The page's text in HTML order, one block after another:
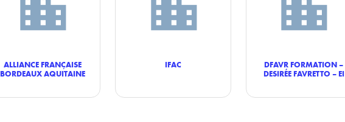
ALLIANCE FRANÇAISE
BORDEAUX AQUITAINE
IFAC
DFAVR FORMATION –
DESIRÉE FAVRETTO – EI